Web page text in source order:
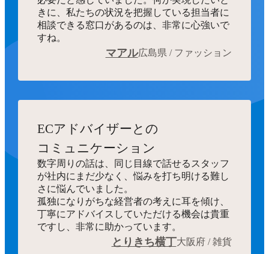
きに、私たちの状況を把握している担当者に
相談できる窓口があるのは、非常に心強いで
すね。
マアル広島県 / ファッション
ECアドバイザーとの
コミュニケーション
数字周りの話は、同じ目線で話せるスタッフ
が社内にまだ少なく、悩みを打ち明ける難し
さに悩んでいました。
孤独になりがちな経営者の考えに耳を傾け、
丁寧にアドバイスしていただける機会は貴重
ですし、非常に助かっています。
とりきち横丁大阪府 / 雑貨